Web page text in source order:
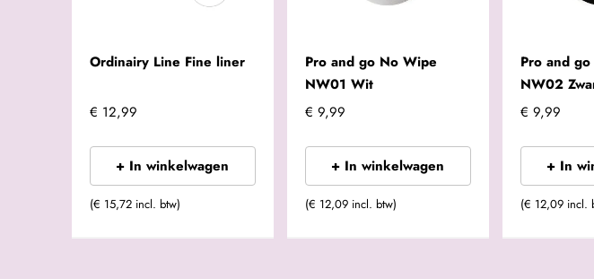
Ordinairy Line Fine liner
€ 12,99
+ In winkelwagen
(€ 15,72 incl. btw)
Pro and go No Wipe
NW01 Wit
€ 9,99
+ In winkelwagen
(€ 12,09 incl. btw)
Pro and
NW02
€ 9,99
+ In
(€ 12,09 incl.